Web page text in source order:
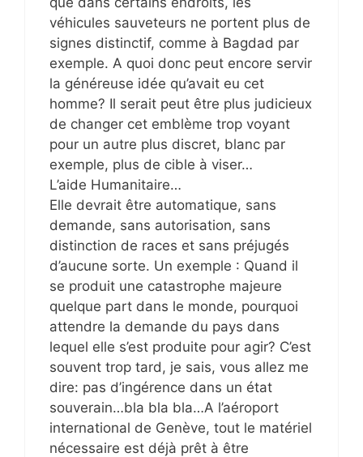
véhicules sauveteurs ne portent plus de
signes distinctif, comme à Bagdad par
exemple. A quoi donc peut encore servir
la généreuse idée qu’avait eu cet
homme? Il serait peut être plus judicieux
de changer cet emblème trop voyant
pour un autre plus discret, blanc par
exemple, plus de cible à viser…
L’aide Humanitaire…
Elle devrait être automatique, sans
demande, sans autorisation, sans
distinction de races et sans préjugés
d’aucune sorte. Un exemple : Quand il
se produit une catastrophe majeure
quelque part dans le monde, pourquoi
attendre la demande du pays dans
lequel elle s’est produite pour agir? C’est
souvent trop tard, je sais, vous allez me
dire: pas d’ingérence dans un état
souverain…bla bla bla…A l’aéroport
international de Genève, tout le matériel
nécessaire est déjà prêt à être